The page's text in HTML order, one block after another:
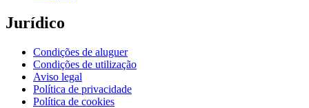
Jurídico
Condições de aluguer
Condições de utilização
Aviso legal
Política de privacidade
Política de cookies